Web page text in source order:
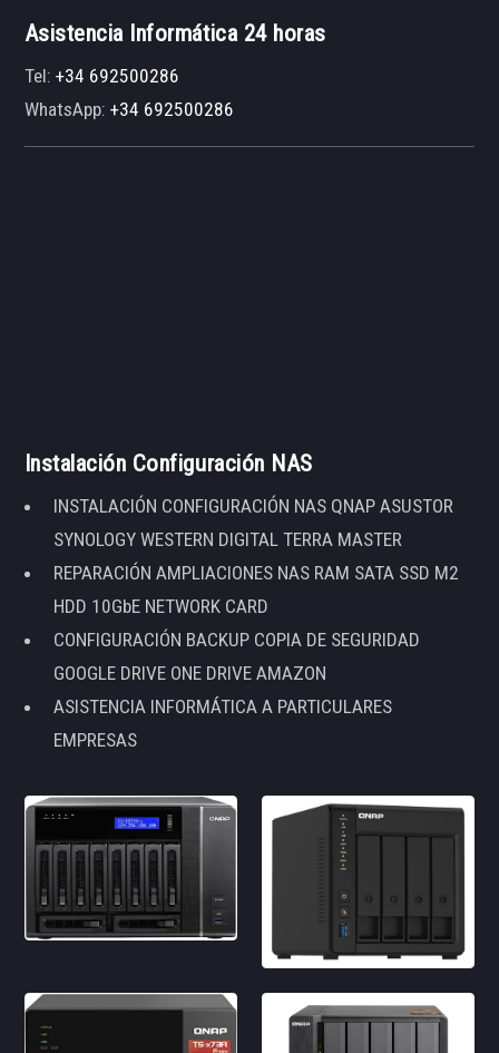
Asistencia Informática 24 horas
Tel:+34 692500286
WhatsApp:+34 692500286
Instalación Configuración NAS
INSTALACIÓN CONFIGURACIÓN NAS QNAP ASUSTOR
SYNOLOGY WESTERN DIGITAL TERRA MASTER
REPARACIÓN AMPLIACIONES NAS RAM SATA SSD M2
HDD 10GbE NETWORK CARD
CONFIGURACIÓN BACKUP COPIA DE SEGURIDAD
GOOGLE DRIVE ONE DRIVE AMAZON
ASISTENCIA INFORMÁTICA A PARTICULARES
EMPRESAS